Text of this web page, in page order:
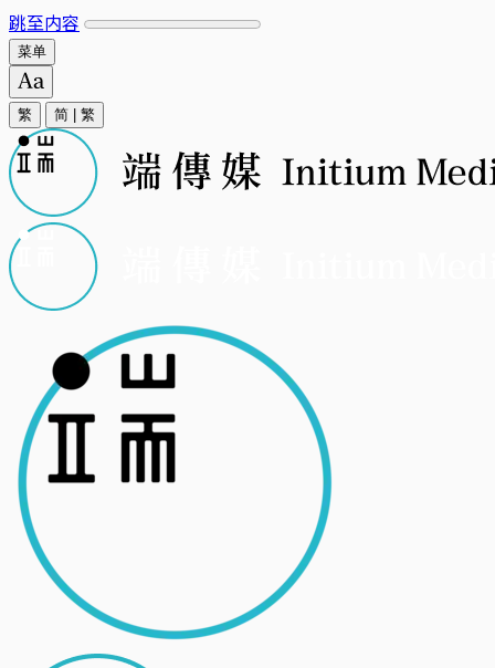
跳至内容
菜单
繁 简 繁